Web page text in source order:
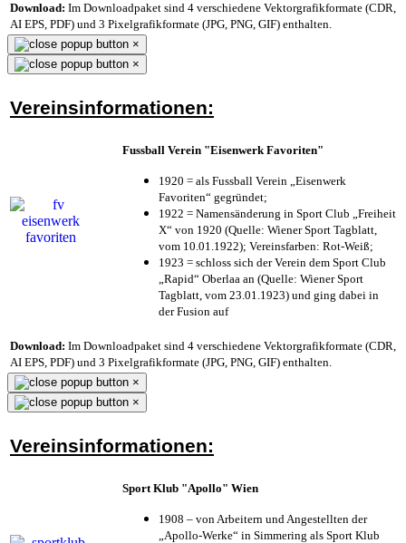
Download: Im Downloadpaket sind 4 verschiedene Vektorgrafikformate (CDR,
AI EPS, PDF) und 3 Pixelgrafikformate (JPG, PNG, GIF) enthalten.
×
×
Vereinsinformationen:
Fussball Verein "Eisenwerk Favoriten"
1920 = als Fussball Verein „Eisenwerk
Favoriten“ gegründet;
1922 = Namensänderung in Sport Club „Freiheit
X“ von 1920 (Quelle: Wiener Sport Tagblatt,
vom 10.01.1922); Vereinsfarben: Rot-Weiß;
1923 = schloss sich der Verein dem Sport Club
„Rapid“ Oberlaa an (Quelle: Wiener Sport
Tagblatt, vom 23.01.1923) und ging dabei in
der Fusion auf
Download: Im Downloadpaket sind 4 verschiedene Vektorgrafikformate (CDR,
AI EPS, PDF) und 3 Pixelgrafikformate (JPG, PNG, GIF) enthalten.
×
×
Vereinsinformationen:
Sport Klub "Apollo" Wien
1908 – von Arbeitern und Angestellten der
„Apollo-Werke“ in Simmering als Sport Klub